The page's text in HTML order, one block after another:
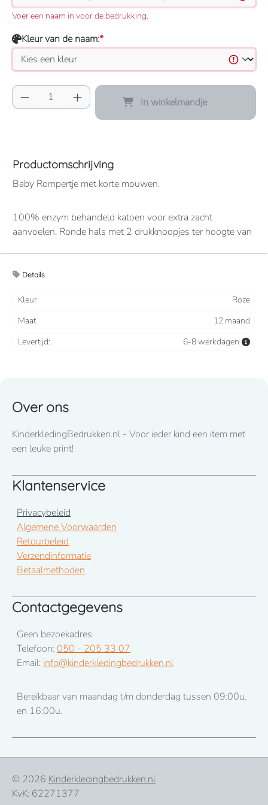
Voer een naam in voor de bedrukking.
Kleur van de naam:*
Producthoeveelheid: Voer de gewenste
In winkelmandje
Productomschrijving
Baby Rompertje met korte mouwen.
100% enzym behandeld katoen voor extra zacht
aanvoelen. Ronde hals met 2 drukknoopjes ter hoogte van
Details
Kleur
Roze
Maat
12 maand
Levertijd:
6-8 werkdagen
Over ons
KinderkledingBedrukken.nl - Voor ieder kind een item met
een leuke print!
Klantenservice
Privacybeleid
Algemene Voorwaarden
Retourbeleid
Verzendinformatie
Betaalmethoden
Contactgegevens
Geen bezoekadres
Telefoon: 050 - 205 33 07
Email: info@kinderkledingbedrukken.nl
Bereikbaar van maandag t/m donderdag tussen 09:00u.
en 16:00u.
© 2026 Kinderkledingbedrukken.nl
KvK: 62271377